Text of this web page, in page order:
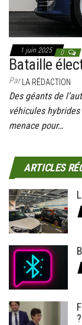
1 juin 2025 0
Bataille
ParLA RÉDACTION
Des géants de
véhicules
menace pour…
ARTICLES
?